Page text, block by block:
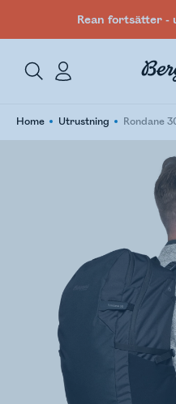
Rean fortsätter -
Home Utrustning Rondane